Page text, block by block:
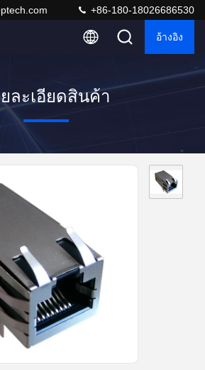
+86-180-18026686530
อ้างอิง
ละเอียดสินค้า